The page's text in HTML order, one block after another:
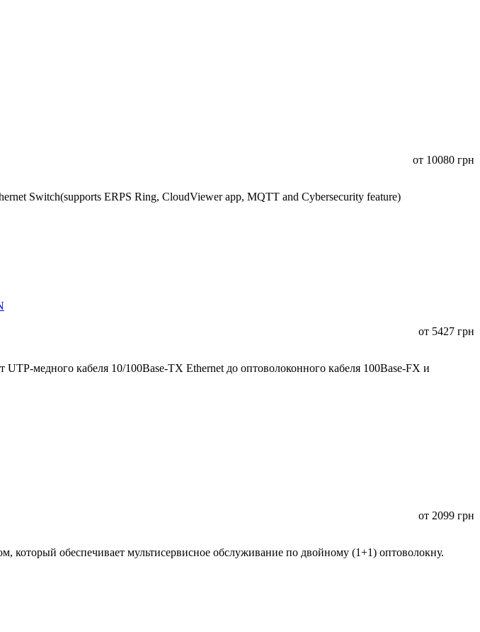
от 10080 грн
Switch(supports ERPS Ring, CloudViewer app, MQTT and Cybersecurity feature)
от 5427 грн
медного кабеля 10/100Base-TX Ethernet до оптоволоконного кабеля 100Base-FX и
от 2099 грн
обеспечивает мультисервисное обслуживание по двойному (1+1) оптоволокну.